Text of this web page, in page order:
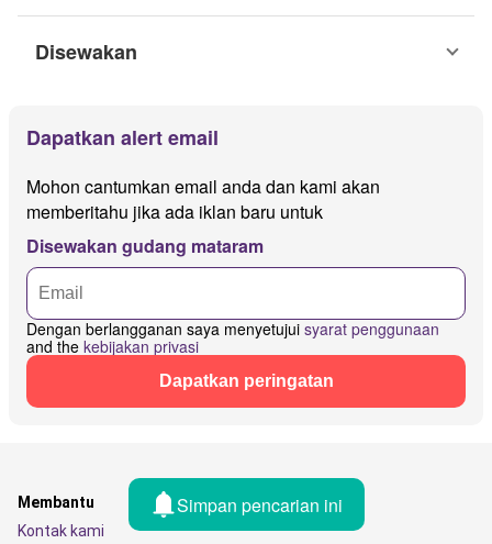
Disewakan
Dapatkan alert email
Mohon cantumkan email anda dan kami akan
memberitahu jika ada iklan baru untuk
Disewakan gudang mataram
Dengan berlangganan saya menyetujui syarat penggunaan
and the kebijakan privasi
Dapatkan peringatan
Simpan pencarian ini
Membantu
Kontak kami